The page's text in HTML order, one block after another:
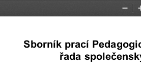
Zoom
Sborník prací
řada